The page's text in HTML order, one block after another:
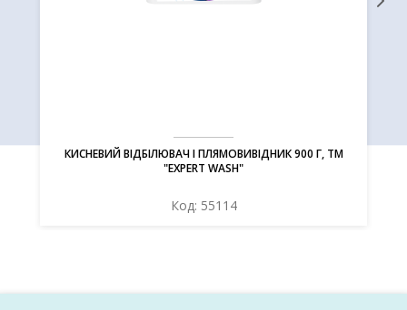
КИСНЕВИЙ ВІДБІЛЮВАЧ І ПЛЯМОВИВІДНИК 900 Г, ТМ
"EXPERT WASH"
Код: 55114